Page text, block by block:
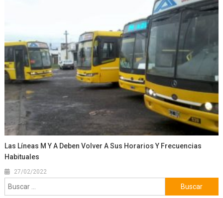
Las Líneas M Y A Deben Volver A Sus Horarios Y Frecuencias
Habituales
27/02/2022
Buscar: